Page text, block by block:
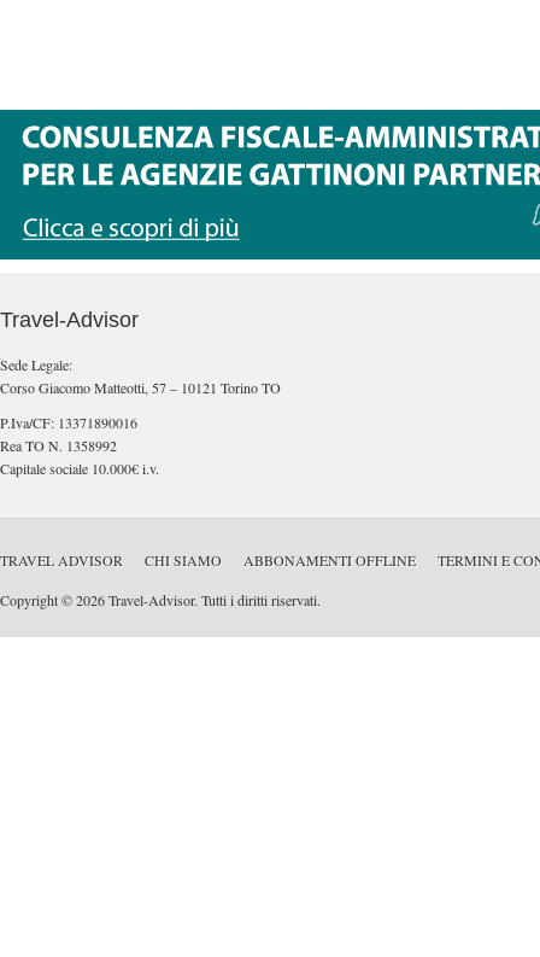
Travel-Advisor
Sede Legale:
Corso Giacomo Matteotti, 57 – 10121 Torino TO
P.Iva/CF: 13371890016
Rea TO N. 1358992
Capitale sociale 10.000€ i.v.
TRAVEL ADVISOR CHI SIAMO ABBONAMENTI OFFLINE TERMINI E
Copyright © 2026 Travel-Advisor. Tutti i diritti riservati.